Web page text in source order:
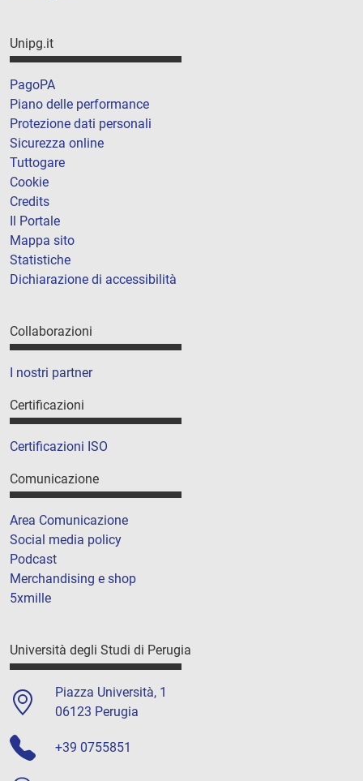
Unipg.it
PagoPA
Piano delle performance
Protezione dati personali
Sicurezza online
Tuttogare
Cookie
Credits
Il Portale
Mappa sito
Statistiche
Dichiarazione di accessibilità
Collaborazioni
I nostri partner
Certificazioni
Certificazioni ISO
Comunicazione
Area Comunicazione
Social media policy
Podcast
Merchandising e shop
5xmille
Università degli Studi di Perugia
Piazza Università, 1
06123 Perugia
+39 0755851